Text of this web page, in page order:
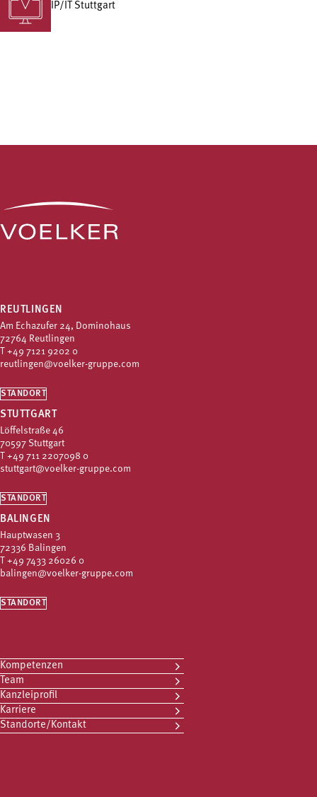
IP/IT Stuttgart
REUTLINGEN
Am Echazufer 24, Dominohaus
72764 Reutlingen
T +49 7121 9202 0
reutlingen@voelker-gruppe.com
STANDORT
STUTTGART
Löffelstraße 46
70597 Stuttgart
T +49 711 2207098 0
stuttgart@voelker-gruppe.com
STANDORT
BALINGEN
Hauptwasen 3
72336 Balingen
T +49 7433 26026 0
balingen@voelker-gruppe.com
STANDORT
Kompetenzen
Team
Kanzleiprofil
Karriere
Standorte/Kontakt